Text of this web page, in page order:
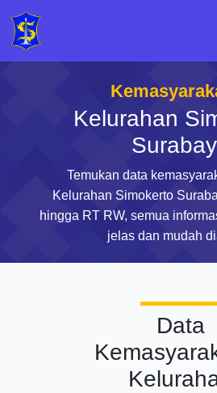
Kelurahan
Temukan data
Kelurahan Simokerto
hingga RT RW, semua
jelas dan mudah
Data